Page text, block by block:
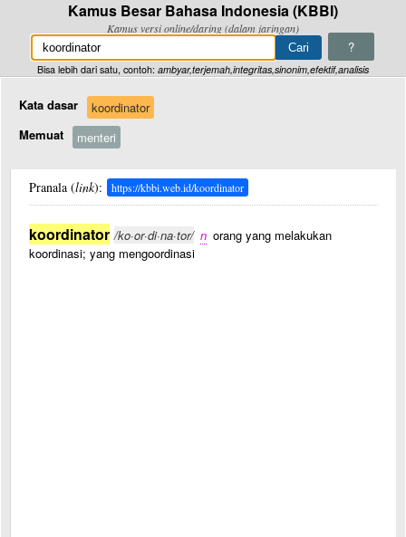
Kamus Besar Bahasa Indonesia (KBBI)
Kamus versi online/daring (dalam jaringan)
?
Bisa lebih dari satu, contoh: ambyar,terjemah,integritas,sinonim,efektif,analisis
Kata dasar
koordinator
Memuat
menteri
Pranala (link): https://kbbi.web.id/koordinator
koordinator /ko·or·di·na·tor/ n orang yang melakukan
koordinasi; yang mengoordinasi